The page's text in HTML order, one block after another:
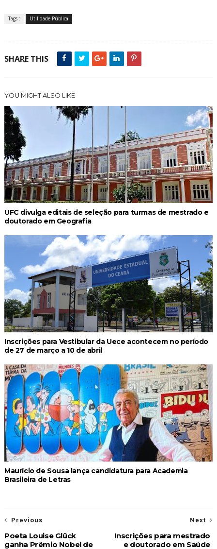
Tags : Utilidade Pública
SHARE THIS
YOU MIGHT ALSO LIKE
UFC divulga editais de seleção para turmas de mestrado e
doutorado em Geografia
Inscrições para Vestibular da Uece acontecem no período
de 27 de março a 10 de abril
Maurício de Sousa lança candidatura para Academia
Brasileira de Letras
Next
Inscrições para mestrado
e doutorado em Saúde
Previous
Poeta Louise Glück
ganha Prêmio Nobel de